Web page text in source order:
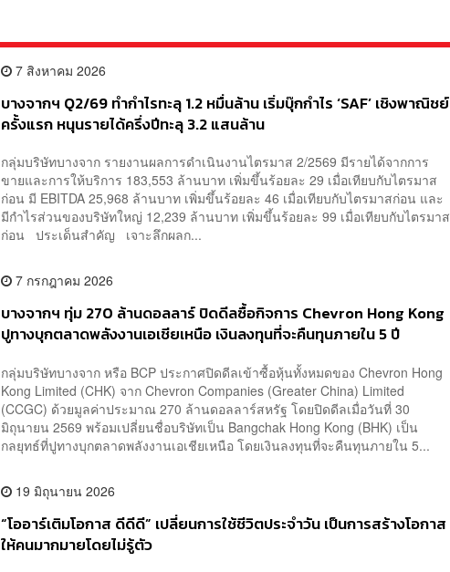
7 สิงหาคม 2026
บางจากฯ Q2/69 ทำกำไรทะลุ 1.2 หมื่นล้าน เริ่มบุ๊กกำไร ‘SAF’ เชิงพาณิชย์
ครั้งแรก หนุนรายได้ครึ่งปีทะลุ 3.2 แสนล้าน
กลุ่มบริษัทบางจาก รายงานผลการดำเนินงานไตรมาส 2/2569 มีรายได้จากการ
ขายและการให้บริการ 183,553 ล้านบาท เพิ่มขึ้นร้อยละ 29 เมื่อเทียบกับไตรมาส
ก่อน มี EBITDA 25,968 ล้านบาท เพิ่มขึ้นร้อยละ 46 เมื่อเทียบกับไตรมาสก่อน และ
มีกำไรส่วนของบริษัทใหญ่ 12,239 ล้านบาท เพิ่มขึ้นร้อยละ 99 เมื่อเทียบกับไตรมาส
ก่อน ประเด็นสำคัญ เจาะลึกผลก...
7 กรกฎาคม 2026
บางจากฯ ทุ่ม 270 ล้านดอลลาร์ ปิดดีลซื้อกิจการ Chevron Hong Kong
ปูทางบุกตลาดพลังงานเอเชียเหนือ เงินลงทุนที่จะคืนทุนภายใน 5 ปี
กลุ่มบริษัทบางจาก หรือ BCP ประกาศปิดดีลเข้าซื้อหุ้นทั้งหมดของ Chevron Hong
Kong Limited (CHK) จาก Chevron Companies (Greater China) Limited
(CCGC) ด้วยมูลค่าประมาณ 270 ล้านดอลลาร์สหรัฐ โดยปิดดีลเมื่อวันที่ 30
มิถุนายน 2569 พร้อมเปลี่ยนชื่อบริษัทเป็น Bangchak Hong Kong (BHK) เป็น
กลยุทธ์ที่ปูทางบุกตลาดพลังงานเอเชียเหนือ โดยเงินลงทุนที่จะคืนทุนภายใน 5...
19 มิถุนายน 2026
“โออาร์เติมโอกาส ดีดีดี” เปลี่ยนการใช้ชีวิตประจำวัน เป็นการสร้างโอกาส
ให้คนมากมายโดยไม่รู้ตัว